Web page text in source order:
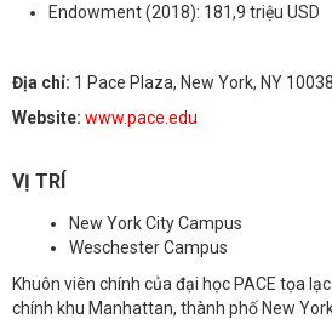
Endowment (2018): 181,9 triệu USD
Địa chỉ: 1 Pace Plaza, New York, NY
Website: www.pace.edu
VỊ TRÍ
New York City Campus
Weschester Campus
Khuôn viên chính của đại học PACE tọa
chính khu Manhattan, thành phố New